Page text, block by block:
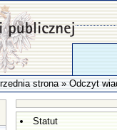
strona» Odczyt
Statut